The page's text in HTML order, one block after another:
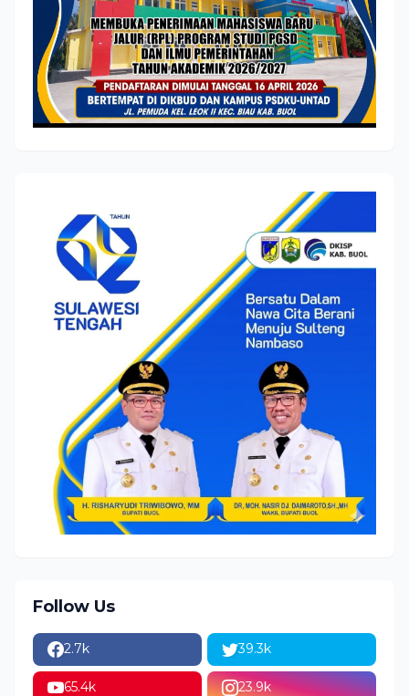
Follow Us
2.7k 39.3k
65.4k 23.9k